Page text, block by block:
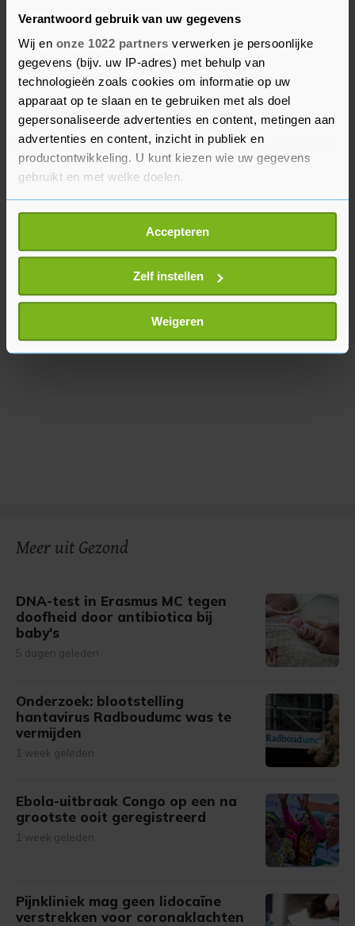
Verantwoord gebruik van uw gegevens
Wij en onze 1022 partners verwerken je persoonlijke
gegevens (bijv. uw IP-adres) met behulp van
technologieën zoals cookies om informatie op uw
apparaat op te slaan en te gebruiken met als doel
gepersonaliseerde advertenties en content, metingen aan
advertenties en content, inzicht in publiek en
productontwikkeling. U kunt kiezen wie uw gegevens
gebruikt en met welke doelen.
Als u het toestaat, willen we ook graag:
Informatie verzamelen over uw geografische
locatie, die tot een paar meter nauwkeurig kan zijn
Uw apparaat identificeren door het actief te
scannen op specifieke eigenschappen (fingerprinting)
Lees meer over hoe uw persoonlijke gegevens worden
verwerkt en stel uw voorkeuren in het
U kunt uw toestemming op elk moment wijzigen of
Accepteren
Zelf instellen
Weigeren
volgens de gezondheidsorganisatie vooral
belangrijk om de regels na te leven. De
belangrijkste regel is dat mensen direct in
isolatie gaan als ze (mogelijk) besmet zijn.
In Nederland worden mensen gevaccineerd die in
een hoogrisicogroep zitten én zich rondom
inmiddels bevestigde gevallen van apenpokken
bevinden, aldus het RIVM.
Meer uit Gezond
DNA-test in Erasmus MC tegen
doofheid door antibiotica bij
baby's
5 dagen geleden
Onderzoek: blootstelling
hantavirus Radboudumc was te
vermijden
1 week geleden
Ebola-uitbraak Congo op een na
grootste ooit geregistreerd
1 week geleden
Pijnkliniek mag geen lidocaïne
verstrekken voor coronaklachten